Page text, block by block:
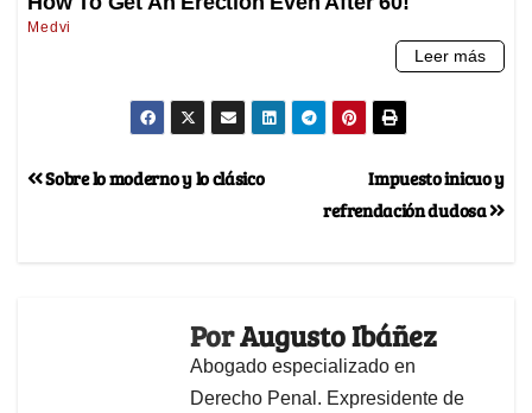
Impuesto inicuo y
refrendación dudosa
Sobre lo moderno y lo clásico
PorAugusto Ibáñez
Abogado especializado en
Derecho Penal. Expresidente de